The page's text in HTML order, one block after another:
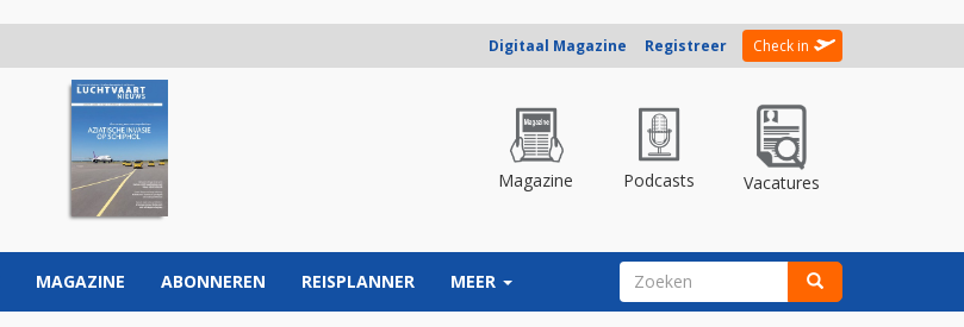
Digitaal Magazine Registreer Check in
Magazine Podcasts Vacatures
MAGAZINE ABONNEREN REISPLANNER MEER ZOEKVELD